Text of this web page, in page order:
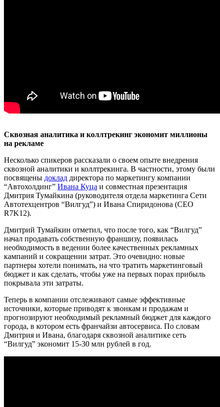
Сквозная аналитика и коллтрекинг экономит миллионы
на рекламе
Несколько спикеров рассказали о своем опыте внедрения
сквозной аналитики и коллтрекинга. В частности, этому были
посвящены доклад директора по маркетингу компании
“Автохолдинг” Ивана Куца и совместная презентация
Дмитрия Тумайкина (руководителя отдела маркетинга Сети
Автотехцентров “Вилгуд”) и Ивана Спиридонова (CEO
R7K12).
Дмитрий Тумайкин отметил, что после того, как “Вилгуд”
начал продавать собственную франшизу, появилась
необходимость в ведении более качественных рекламных
кампаний и сокращении затрат. Это очевидно: новые
партнеры хотели понимать, на что тратить маркетинговый
бюджет и как сделать, чтобы уже на первых порах прибыль
покрывала эти затраты.
Теперь в компании отслеживают самые эффективные
источники, которые приводят к звонкам и продажам и
прогнозируют необходимый рекламный бюджет для каждого
города, в котором есть франчайзи автосервиса. По словам
Дмитрия и Ивана, благодаря сквозной аналитике сеть
“Вилгуд” экономит 15-30 млн рублей в год.